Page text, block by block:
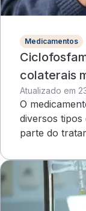
Medicamentos
colaterais
Atualizado em
O
diversos
parte do